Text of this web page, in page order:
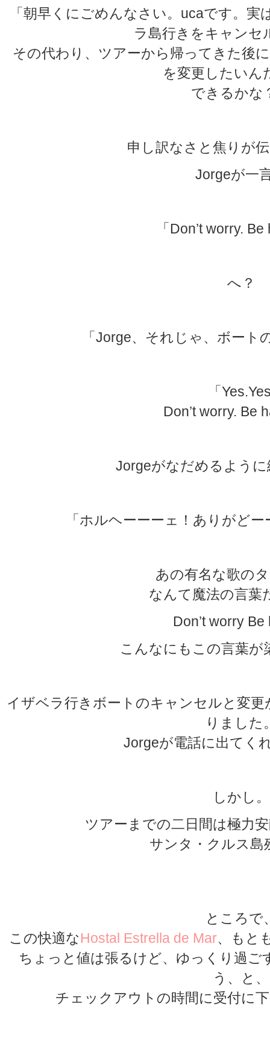
「朝早くにごめんなさい。ucaです。
ラ島行きをキャンセ
その代わり、ツアーから帰ってきた後
を変更したいん
できるかな
申し訳なさと焦りが
Jorgeが一
「Don’t worry.
へ？
「Jorge、それじゃ、ボート
「
Don’t worry. Be
Jorgeがなだめるよう
「ホルヘーーーェ！ありがど
あの有名な歌の
なんて魔法の言葉
Don’t worry Be
こんなにもこの言葉が
イザベラ行きボートのキャンセルと変
りました
Jorgeが電話に出てく
しかし。
ツアーまでの二日間は極力
サンタ・クルス島
ところで
この快適なHostal Estrella de Mar、もと
ちょっと値は張るけど、ゆっくり過
う、と、
チェックアウトの時間に受付に